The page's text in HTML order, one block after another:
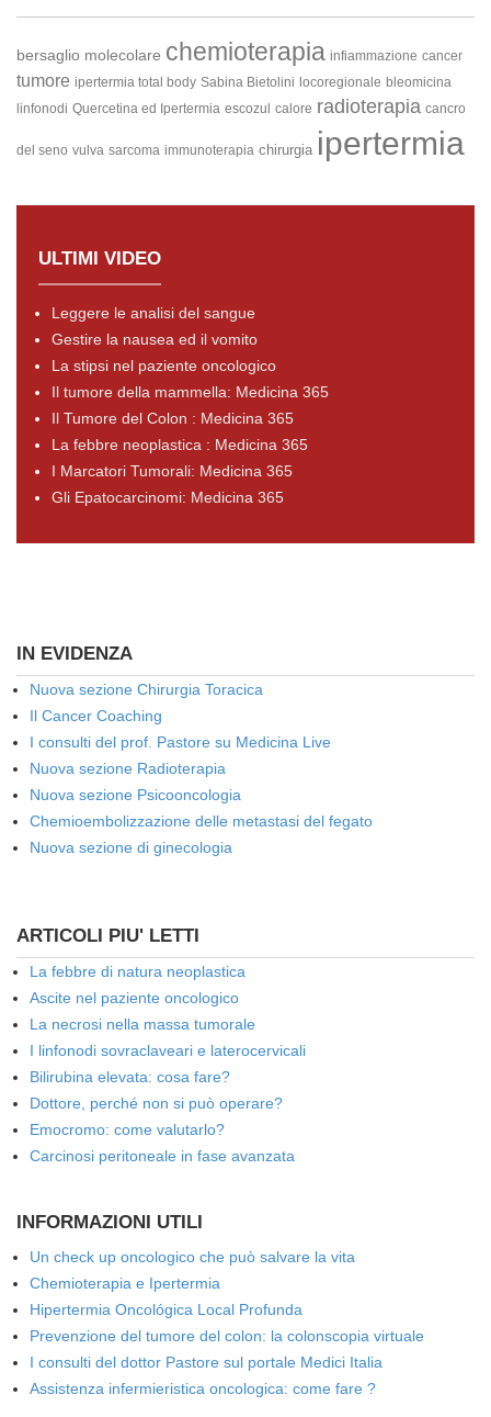
bersaglio molecolare chemioterapia infiammazione cancer
tumore ipertermia total body Sabina Bietolini locoregionale bleomicina
linfonodi Quercetina ed Ipertermia escozul calore radioterapia cancro
del seno vulva sarcoma immunoterapia chirurgia ipertermia
ULTIMI VIDEO
Leggere le analisi del sangue
Gestire la nausea ed il vomito
La stipsi nel paziente oncologico
Il tumore della mammella: Medicina 365
Il Tumore del Colon : Medicina 365
La febbre neoplastica : Medicina 365
I Marcatori Tumorali: Medicina 365
Gli Epatocarcinomi: Medicina 365
IN EVIDENZA
Nuova sezione Chirurgia Toracica
Il Cancer Coaching
I consulti del prof. Pastore su Medicina Live
Nuova sezione Radioterapia
Nuova sezione Psicooncologia
Chemioembolizzazione delle metastasi del fegato
Nuova sezione di ginecologia
ARTICOLI PIU' LETTI
La febbre di natura neoplastica
Ascite nel paziente oncologico
La necrosi nella massa tumorale
I linfonodi sovraclaveari e laterocervicali
Bilirubina elevata: cosa fare?
Dottore, perché non si può operare?
Emocromo: come valutarlo?
Carcinosi peritoneale in fase avanzata
INFORMAZIONI UTILI
Un check up oncologico che può salvare la vita
Chemioterapia e Ipertermia
Hipertermia Oncológica Local Profunda
Prevenzione del tumore del colon: la colonscopia virtuale
I consulti del dottor Pastore sul portale Medici Italia
Assistenza infermieristica oncologica: come fare ?